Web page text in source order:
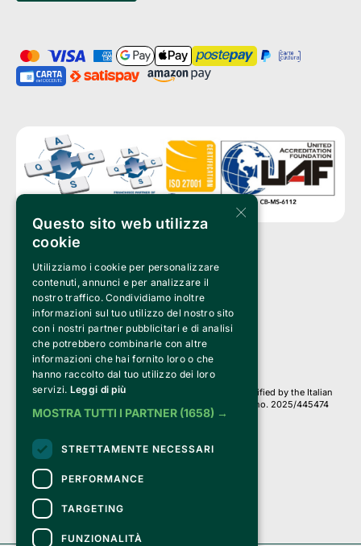
Clappit is a trademark of:
Bemils Srl
a Socio Unico
Via Fosse Ardeatine, 4 -20092 Cinisello Balsamo (MI)
PI 05589050961
Iscr. C.C.I.A.A. Milano R.E.A. 1833471
© 2010-2025 Bemils Srl - All rights reserved
Credits:
Clappit is based on the Belive 6.2 ticketing platform, certified by the Italian
Revenue Agency (Agenzia delle Entrate) under protocol no. 2025/445474
dated November 6, 2025.
On Clappit your purchases and your data
they are secure and protected by an SSL certificate
with 128-bit encryption.
×
Questo sito web utilizza
cookie
Utilizziamo i cookie per personalizzare
contenuti, annunci e per analizzare il
nostro traffico. Condividiamo inoltre
informazioni sul tuo utilizzo del nostro sito
con i nostri partner pubblicitari e di analisi
che potrebbero combinarle con altre
informazioni che hai fornito loro o che
hanno raccolto dal tuo utilizzo dei loro
servizi. Leggi di più
MOSTRA TUTTI I PARTNER (1658) →
STRETTAMENTE NECESSARI
PERFORMANCE
TARGETING
FUNZIONALITÀ